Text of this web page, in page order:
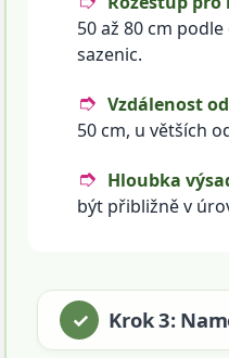
50 až 80 cm
sazenic.
Vzdálenost
50 cm, u větších
Hloubka
být přibližně v
Krok 3: